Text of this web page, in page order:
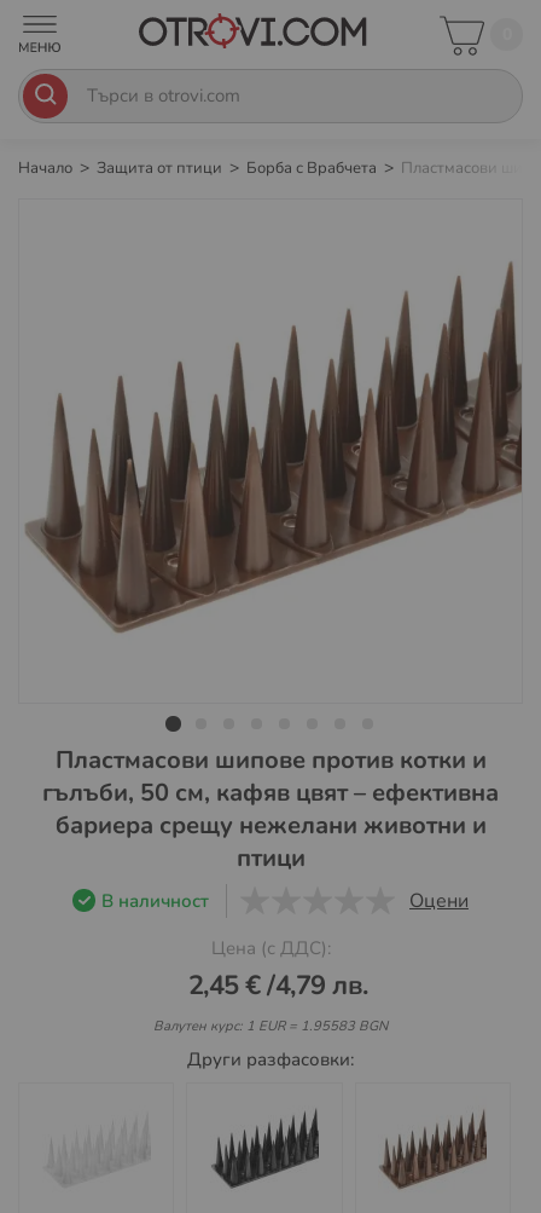
Начало Защита от птици Борба с Врабчета Пластмасови
изображенията
Преминете
към
началото
снимки
Пластмасови шипове против котки и
гълъби, 50 см, кафяв цвят – ефективна
бариера срещу нежелани животни и
птици
В наличност Оцени
Цена (с ДДС):
2,45 €/4,79 лв.
Валутен курс: 1 EUR = 1.95583 BGN
Други разфасовки: